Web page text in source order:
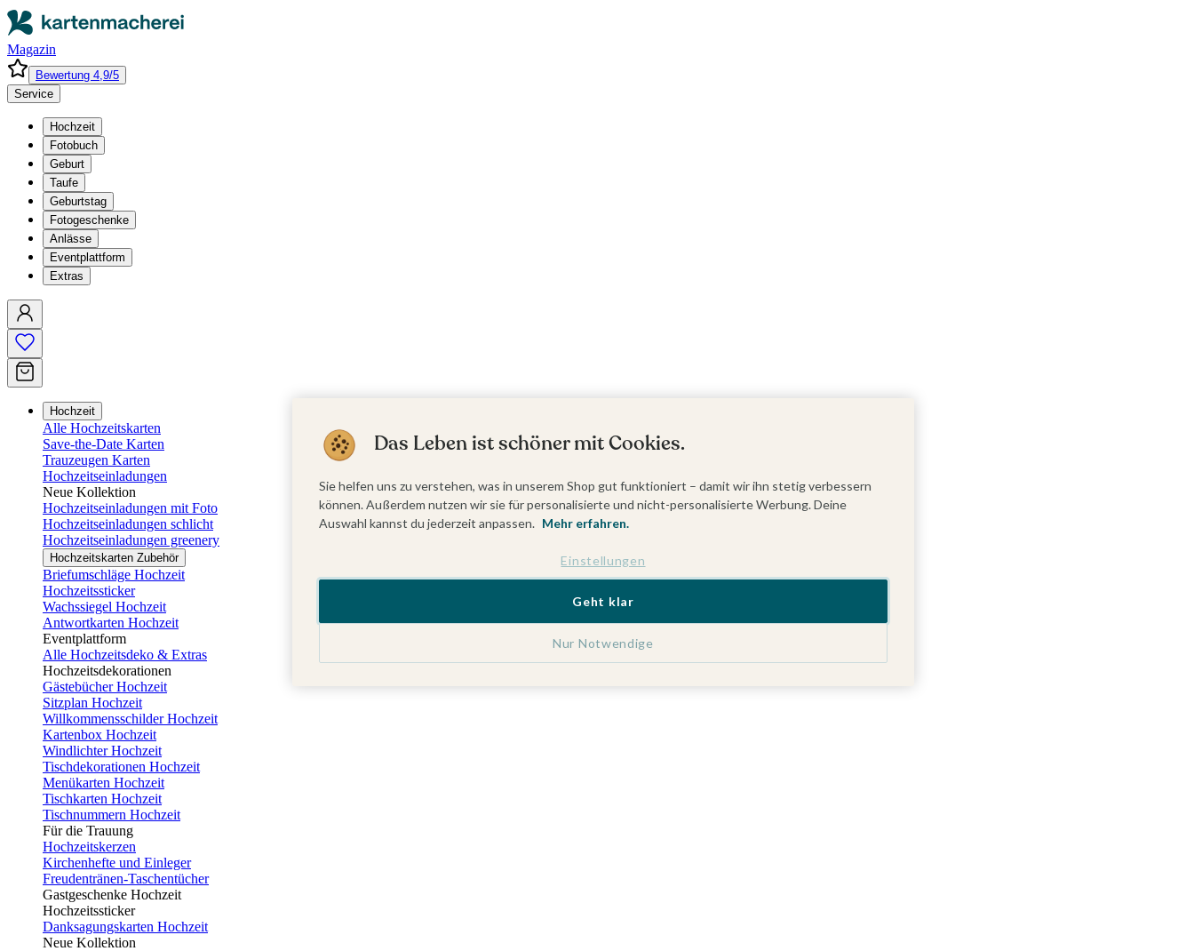
Magazin
Bewertung 4,9/5
Service
Hochzeit
Fotobuch
Geburt
Taufe
Geburtstag
Fotogeschenke
Anlässe
Eventplattform
Extras
Hochzeit
Alle Hochzeitskarten
Save-the-Date Karten
Trauzeugen Karten
Hochzeitseinladungen
Neue Kollektion
Hochzeitseinladungen mit Foto
Hochzeitseinladungen schlicht
Hochzeitseinladungen greenery
Hochzeitskarten Zubehör
Briefumschläge Hochzeit
Hochzeitssticker
Wachssiegel Hochzeit
Antwortkarten Hochzeit
Eventplattform
Alle Hochzeitsdeko & Extras
Hochzeitsdekorationen
Gästebücher Hochzeit
Sitzplan Hochzeit
Willkommensschilder Hochzeit
Kartenbox Hochzeit
Windlichter Hochzeit
Tischdekorationen Hochzeit
Menükarten Hochzeit
Tischkarten Hochzeit
Tischnummern Hochzeit
Für die Trauung
Hochzeitskerzen
Kirchenhefte und Einleger
Freudentränen-Taschentücher
Gastgeschenke Hochzeit
Hochzeitssticker
Danksagungskarten Hochzeit
Neue Kollektion
Das Leben ist schöner mit Cookies.
Sie helfen uns zu verstehen, was in unserem Shop gut funktioniert – damit wir ihn stetig verbessern
können. Außerdem nutzen wir sie für personalisierte und nicht-personalisierte Werbung. Deine
Auswahl kannst du jederzeit anpassen. Mehr erfahren.
Einstellungen
Nur Notwendige
Geht klar